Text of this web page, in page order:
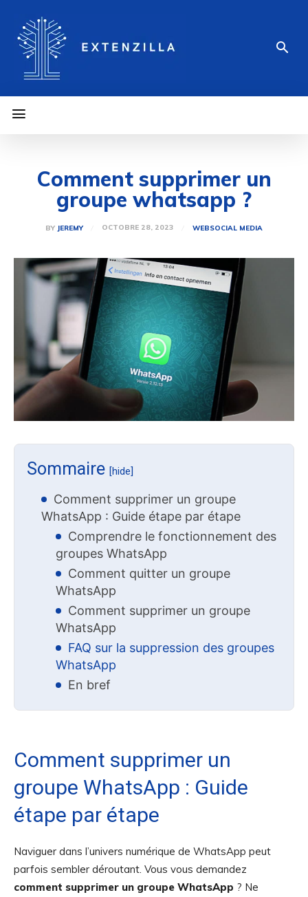
Comment supprimer un
groupe whatsapp ?
BY JEREMY OCTOBRE 28, 2023 WEBSOCIAL MEDIA
Sommaire [hide]
Comment supprimer un groupe
WhatsApp : Guide étape par étape
Comprendre le fonctionnement des
groupes WhatsApp
Comment quitter un groupe
WhatsApp
Comment supprimer un groupe
WhatsApp
FAQ sur la suppression des groupes
WhatsApp
En bref
Comment supprimer un
groupe WhatsApp : Guide
étape par étape
Naviguer dans l’univers numérique de WhatsApp peut
parfois sembler déroutant. Vous vous demandez
comment supprimer un groupe WhatsApp ? Ne